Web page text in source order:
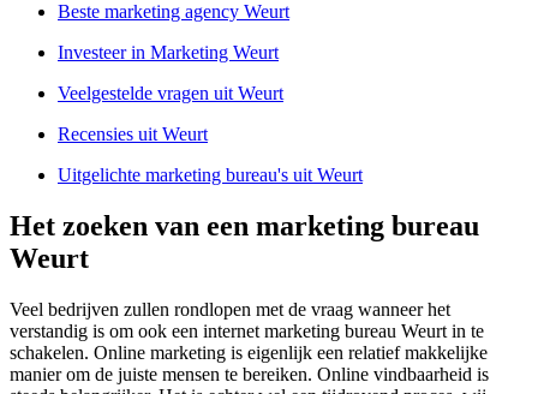
Beste marketing agency Weurt
Investeer in Marketing Weurt
Veelgestelde vragen uit Weurt
Recensies uit Weurt
Uitgelichte marketing bureau's uit Weurt
Het zoeken van een marketing bureau
Weurt
Veel bedrijven zullen rondlopen met de vraag wanneer het
verstandig is om ook een internet marketing bureau Weurt in te
schakelen. Online marketing is eigenlijk een relatief makkelijke
manier om de juiste mensen te bereiken. Online vindbaarheid is